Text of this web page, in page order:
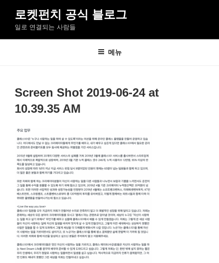
로
로켓펀치 공식 블로그
일로 연결되는 사람들
메뉴
Screen Shot 2019-06-24 at
10.39.35 AM